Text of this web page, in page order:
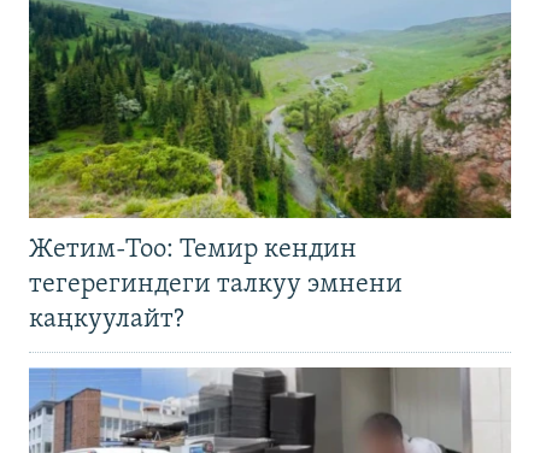
Жетим-Тоо: Темир кендин
тегерегиндеги талкуу эмнени
каңкуулайт?